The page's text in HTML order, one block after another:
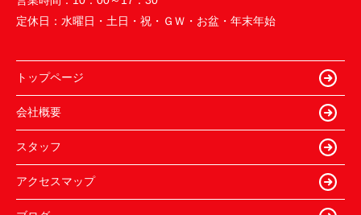
定休日： 水曜日・土日・祝・ＧＷ・お盆・年末年始
トップページ
会社概要
スタッフ
アクセスマップ